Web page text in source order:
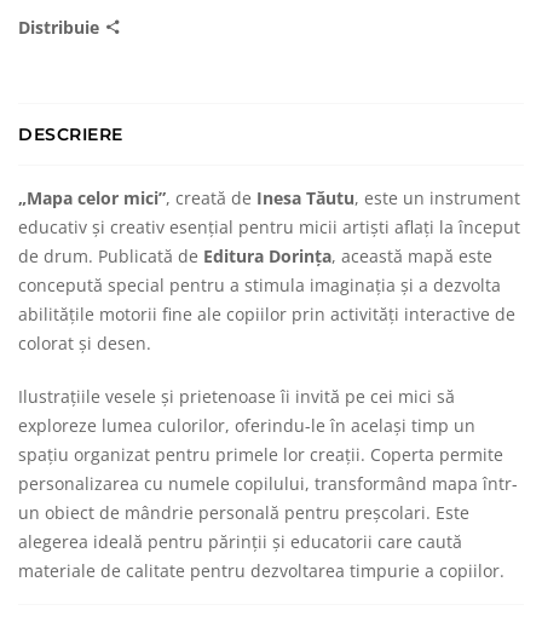
Distribuie
DESCRIERE
„Mapa celor mici”, creată de Inesa Tăutu, este un instrument
educativ și creativ esențial pentru micii artiști aflați la început
de drum. Publicată de Editura Dorința, această mapă este
concepută special pentru a stimula imaginația și a dezvolta
abilitățile motorii fine ale copiilor prin activități interactive de
colorat și desen.
Ilustrațiile vesele și prietenoase îi invită pe cei mici să
exploreze lumea culorilor, oferindu-le în același timp un
spațiu organizat pentru primele lor creații. Coperta permite
personalizarea cu numele copilului, transformând mapa într-
un obiect de mândrie personală pentru preșcolari. Este
alegerea ideală pentru părinții și educatorii care caută
materiale de calitate pentru dezvoltarea timpurie a copiilor.